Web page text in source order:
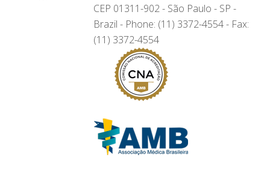
CEP 01311-902 - São Paulo - SP -
Brazil - Phone: (11) 3372-4554 - Fax:
(11) 3372-4554